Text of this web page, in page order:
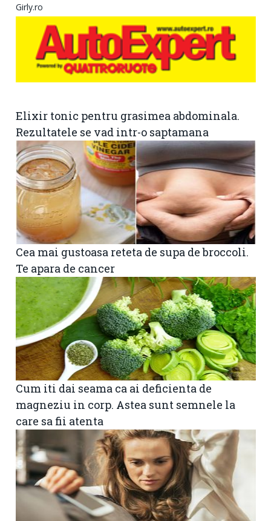
Girly.ro
Elixir tonic pentru grasimea abdominala.
Rezultatele se vad intr-o saptamana
Cea mai gustoasa reteta de supa de broccoli.
Te apara de cancer
Cum iti dai seama ca ai deficienta de
magneziu in corp. Astea sunt semnele la
care sa fii atenta